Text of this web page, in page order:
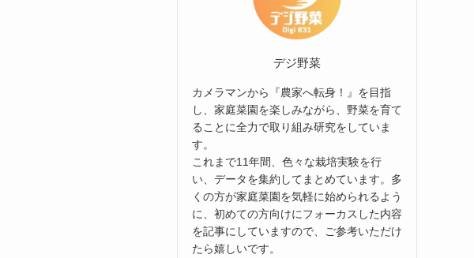
デジ野菜
カメラマンから『農家へ転身！』を目指
し、家庭菜園を楽しみながら、野菜を育て
ることに全力で取り組み研究をしていま
す。
これまで11年間、色々な栽培実験を行
い、データを集約してまとめています。多
くの方が家庭菜園を気軽に始められるよう
に、初めての方向けにフォーカスした内容
を記事にしていますので、ご参考いただけ
たら嬉しいです。